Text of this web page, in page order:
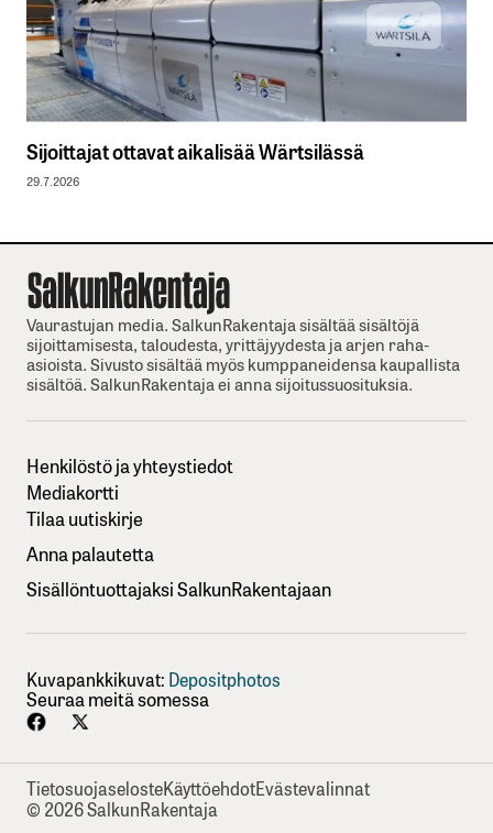
Sijoittajat ottavat aikalisää Wärtsilässä
29.7.2026
Vaurastujan media. SalkunRakentaja sisältää sisältöjä
sijoittamisesta, taloudesta, yrittäjyydesta ja arjen raha-
asioista. Sivusto sisältää myös kumppaneidensa kaupallista
sisältöä. SalkunRakentaja ei anna sijoitussuosituksia.
Henkilöstö ja yhteystiedot
Mediakortti
Tilaa uutiskirje
Anna palautetta
Sisällöntuottajaksi SalkunRakentajaan
Kuvapankkikuvat: Depositphotos
Seuraa meitä somessa
TietosuojaselosteKäyttöehdotEvästevalinnat
© 2026 SalkunRakentaja